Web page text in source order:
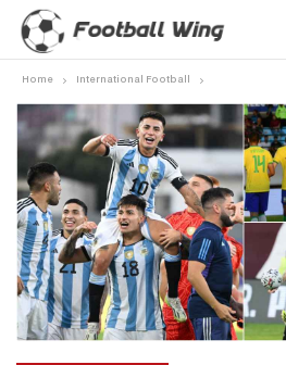
Home International Football